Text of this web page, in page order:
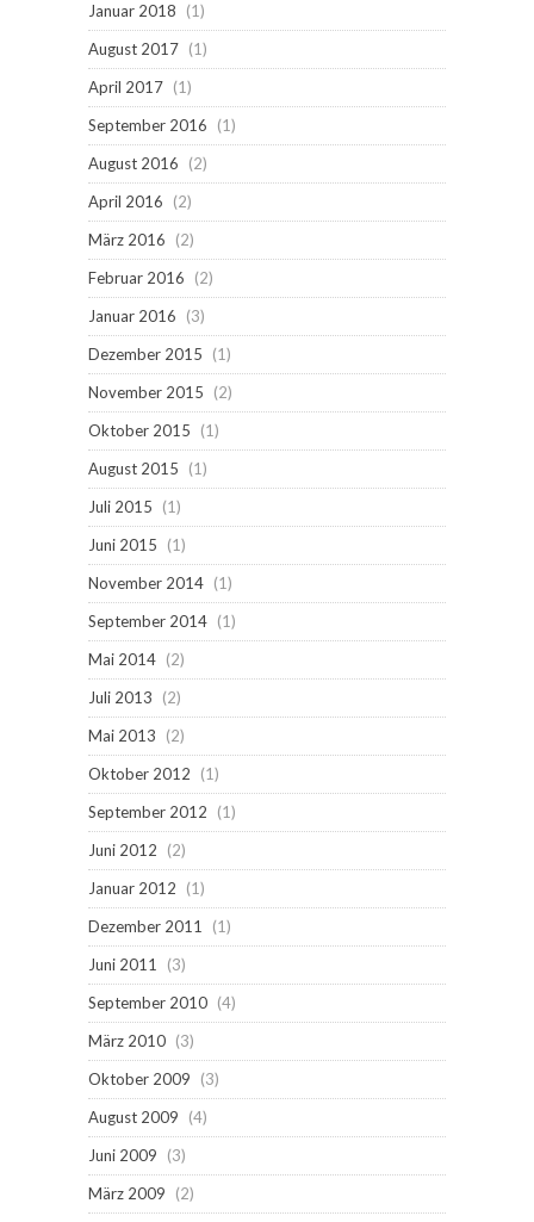
Januar 2018
(1)
August 2017 (1)
April 2017 (1)
September 2016
(1)
August 2016
(2)
April 2016
(2)
März 2016
(2)
Februar 2016
(2)
Januar 2016
(3)
Dezember 2015
(1)
November 2015
(2)
Oktober 2015
(1)
August 2015
(1)
Juli 2015
(1)
Juni 2015
(1)
November 2014 (1)
September 2014 (1)
Mai 2014 (2)
Juli 2013
(2)
Mai 2013
(2)
Oktober 2012
(1)
September 2012
(1)
Juni 2012
(2)
Januar 2012
(1)
Dezember 2011
(1)
Juni 2011
(3)
September 2010 (4)
März 2010 (3)
Oktober 2009
(3)
August 2009
(4)
Juni 2009
(3)
März 2009
(2)